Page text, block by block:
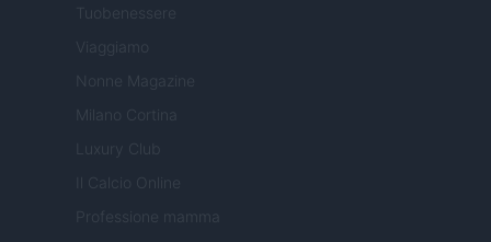
Tuobenessere
Viaggiamo
Nonne Magazine
Milano Cortina
Luxury Club
Il Calcio Online
Professione mamma